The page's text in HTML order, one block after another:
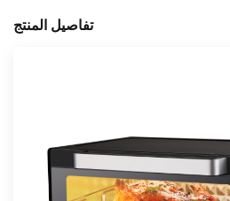
تفاصيل المنتج